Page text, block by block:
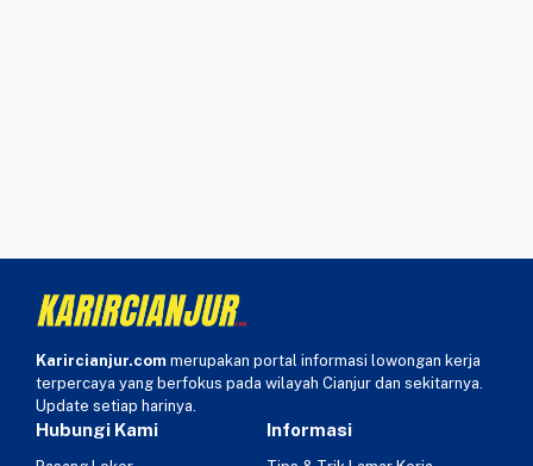
Karircianjur.com merupakan portal informasi lowongan kerja
terpercaya yang berfokus pada wilayah Cianjur dan sekitarnya.
Update setiap harinya.
Hubungi Kami Informasi